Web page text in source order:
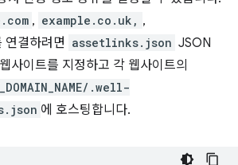
, example.co.uk, ,
연결하려면 assetlinks.json JSON
사이트를 지정하고 각 웹사이트의
.well-
에 호스팅합니다.